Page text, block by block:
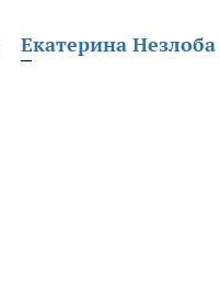
Екатерина Незлоба